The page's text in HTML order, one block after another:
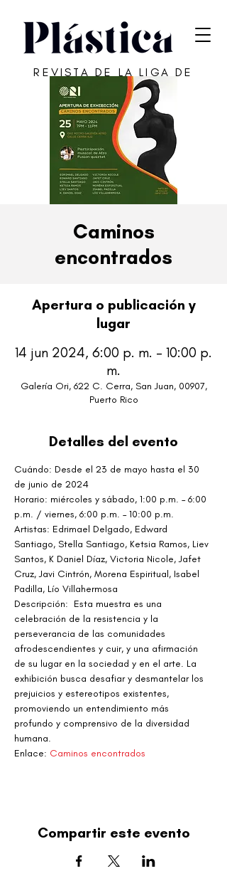
REVISTA DE LA LIGA DE
ARTE DE SAN JUAN
Caminos
encontrados
Apertura o publicación y
lugar
14 jun 2024, 6:00 p. m. – 10:00 p.
m.
Galería Ori, 622 C. Cerra, San Juan, 00907,
Puerto Rico
Detalles del evento
Cuándo: Desde el 23 de mayo hasta el 30
de junio de 2024
Horario: miércoles y sábado, 1:00 p.m. – 6:00
p.m. / viernes, 6:00 p.m. – 10:00 p.m.
Artistas: Edrimael Delgado, Edward
Santiago, Stella Santiago, Ketsia Ramos, Liev
Santos, K Daniel Díaz, Victoria Nicole, Jafet
Cruz, Javi Cintrón, Morena Espiritual, Isabel
Padilla, Lío Villahermosa
Descripción:  Esta muestra es una
celebración de la resistencia y la
perseverancia de las comunidades
afrodescendientes y cuir, y una afirmación
de su lugar en la sociedad y en el arte. La
exhibición busca desafiar y desmantelar los
prejuicios y estereotipos existentes,
promoviendo un entendimiento más
profundo y comprensivo de la diversidad
humana.
Enlace: Caminos encontrados
Compartir este evento